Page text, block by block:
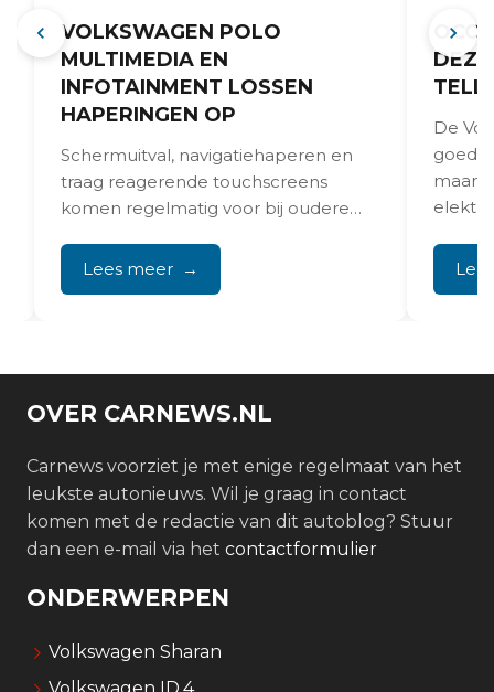
VOLKSWAGEN POLO
MULTIMEDIA EN
INFOTAINMENT LOSSEN
HAPERINGEN OP
Schermuitval, navigatiehaperen en
traag reagerende touchscreens
komen regelmatig voor bij oudere
infotainmentsystemen in de
Volkswagen Polo. Deze problemen...
Lees meer
De
goede
maar
OVER CARNEWS.NL
Carnews voorziet je met enige regelmaat van het
leukste autonieuws. Wil je graag in contact
komen met de redactie van dit autoblog? Stuur
dan een e-mail via het contactformulier
ONDERWERPEN
Volkswagen Sharan